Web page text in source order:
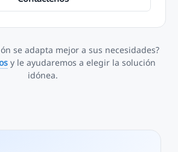
se adapta mejor a sus necesidades?
y le ayudaremos a elegir la solución
idónea.